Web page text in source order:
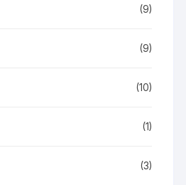
(9)
(9)
(10)
(1)
(3)